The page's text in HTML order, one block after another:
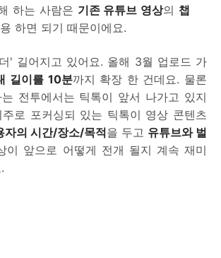
하는 사람은 기존 유튜브 영상의챕
하면 되기 때문이에요.
' 길어지고 있어요. 올해 3월 업로드 가
길이를 10분까지 확장 한 건데요. 물론
전투에서는 틱톡이 앞서 나가고 있지
로 포커싱되 있는 틱톡이 영상 콘텐츠
자의 시간/장소/목적을 두고 유튜브와 벌
이 앞으로 어떻게 전개 될지 계속 재미